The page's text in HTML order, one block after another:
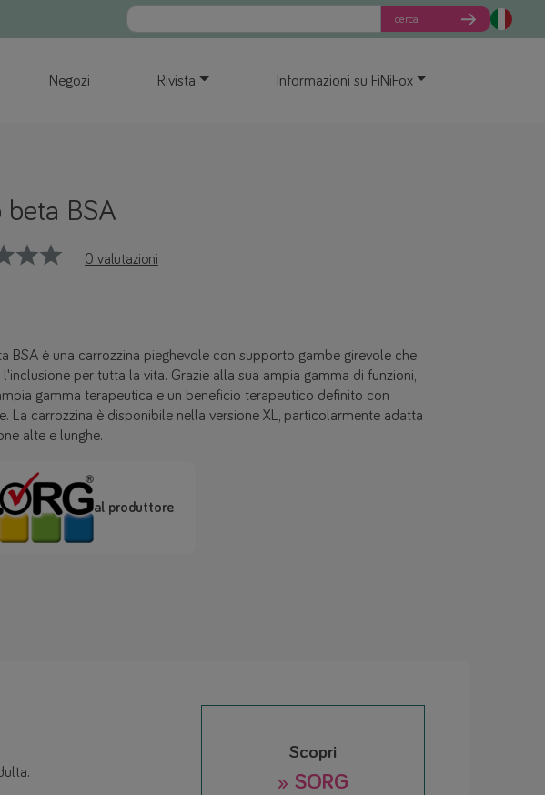
cerca
Negozi Rivista Informazioni su FiNiFox
beta BSA
0 valutazioni
BSA è una carrozzina pieghevole con supporto gambe girevole che
l'inclusione per tutta la vita. Grazie alla sua ampia gamma di funzioni,
gamma terapeutica e un beneficio terapeutico definito con
La carrozzina è disponibile nella versione XL, particolarmente adatta
alte e lunghe.
al produttore
Scopri
» SORG